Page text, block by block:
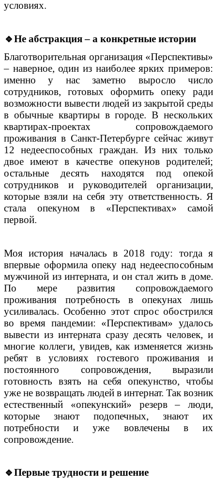
условиях.
🔹Не абстракция – а конкретные истории
Благотворительная организация «Перспективы»
– наверное, один из наиболее ярких примеров:
именно у нас заметно выросло число
сотрудников, готовых оформить опеку ради
возможности вывести людей из закрытой среды
в обычные квартиры в городе. В нескольких
квартирах-проектах сопровождаемого
проживания в Санкт-Петербурге сейчас живут
12 недееспособных граждан. Из них только
двое имеют в качестве опекунов родителей;
остальные десять находятся под опекой
сотрудников и руководителей организации,
которые взяли на себя эту ответственность. Я
стала опекуном в «Перспективах» самой
первой.
Моя история началась в 2018 году: тогда я
впервые оформила опеку над недееспособным
мужчиной из интерната, и он стал жить в доме.
По мере развития сопровождаемого
проживания потребность в опекунах лишь
усиливалась. Особенно этот спрос обострился
во время пандемии: «Перспективам» удалось
вывести из интерната сразу десять человек, и
многие коллеги, увидев, как изменяется жизнь
ребят в условиях гостевого проживания и
постоянного сопровождения, выразили
готовность взять на себя опекунство, чтобы
уже не возвращать людей в интернат. Так возник
естественный «опекунский» резерв – люди,
которые знают подопечных, знают их
потребности и уже вовлечены в их
сопровождение.
🔹Первые трудности и решение